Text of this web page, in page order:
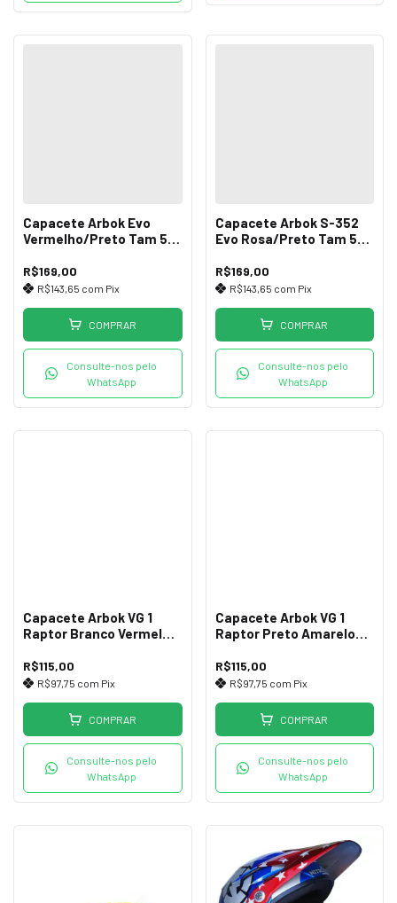
Capacete Arbok Evo
Vermelho/Preto Tam 58-
R$169,00
R$143,65 com Pix
COMPRAR
Consulte-nos pelo
WhatsApp
Capacete Arbok S-352
Evo Rosa/Preto Tam 54-
R$169,00
R$143,65 com Pix
COMPRAR
Consulte-nos pelo
WhatsApp
Capacete Arbok VG 1
Raptor Branco Vermelho
R$115,00
R$97,75 com Pix
COMPRAR
Consulte-nos pelo
WhatsApp
Capacete Arbok VG 1
Raptor Preto Amarelo
R$115,00
R$97,75 com Pix
COMPRAR
Consulte-nos pelo
WhatsApp